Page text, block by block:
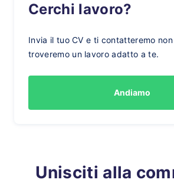
Cerchi lavoro?
Invia il tuo CV e ti contatteremo
troveremo un lavoro adatto a te.
Andiamo
Unisciti alla